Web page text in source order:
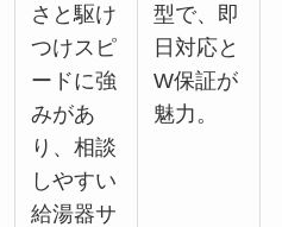
さと駆け
つけスピ
ードに強
みがあ
り、相談
しやすい
給湯器サ
型で、即
日対応と
W保証が
魅力。